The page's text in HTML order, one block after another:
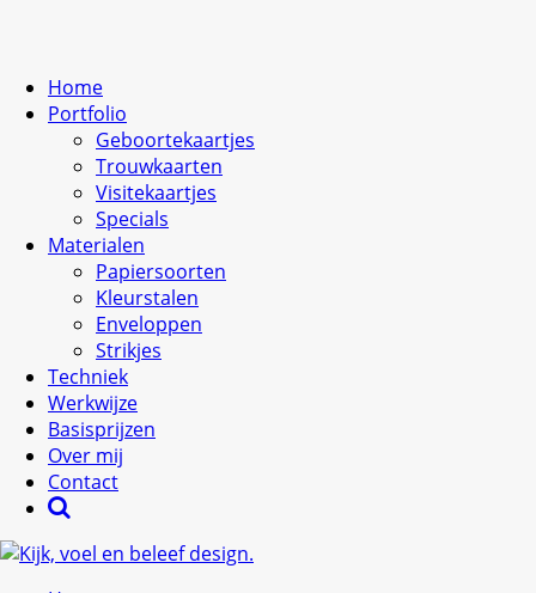
Home
Portfolio
Geboortekaartjes
Trouwkaarten
Visitekaartjes
Specials
Materialen
Papiersoorten
Kleurstalen
Enveloppen
Strikjes
Techniek
Werkwijze
Basisprijzen
Over mij
Contact